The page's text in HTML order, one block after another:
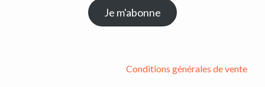
Je m'abonne
Conditions générales de vente